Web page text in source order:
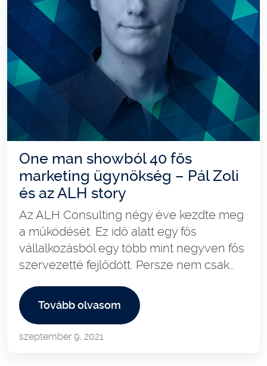
One man showból 40 fős
marketing ügynökség – Pál Zoli
és az ALH story
Az ALH Consulting négy éve kezdte meg
a működését. Ez idő alatt egy fős
vállalkozásból egy több mint negyven fős
szervezetté fejlődött. Persze nem csak…
Tovább olvasom
szeptember 9, 2021